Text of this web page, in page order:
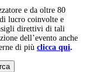
e da oltre 80
lucro coinvolte e
direttivi di tali
dell’evento anche
di più clicca qui.